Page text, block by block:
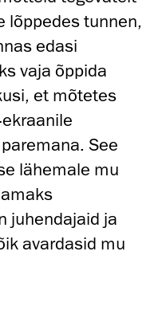
lõppedes tunnen,
edasi
vaja õppida
et mõtetes
See
lähemale mu
juhendajaid ja
avardasid mu